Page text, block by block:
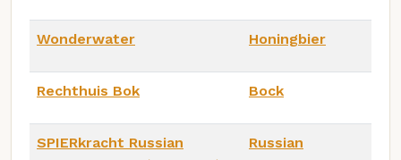
Wonderwater Honingbier
Rechthuis Bok Bock
SPIERkracht Russian
Russian